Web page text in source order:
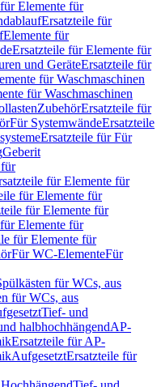
Elemente für
Ersatzteile für
Elemente für
Ersatzteile für Elemente für
und GeräteErsatzteile für
für Waschmaschinen
für Waschmaschinen
ZubehörErsatzteile für
Für SystemwändeErsatzteile
Ersatzteile für Für
Geberit
für Elemente für
für Elemente für
für Elemente für
Elemente für
für Elemente für
Für WC-ElementeFür
für WCs, aus
für WCs, aus
Tief- und
halbhochhängendAP-
Ersatzteile für AP-
AufgesetztErsatzteile für